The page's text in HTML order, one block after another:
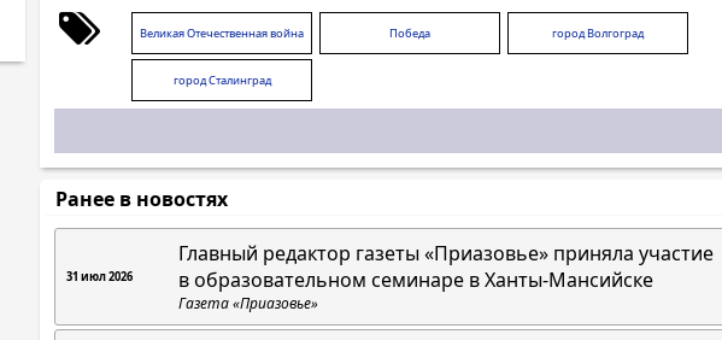
Великая Отечественная война Победа город Волгоград
город Сталинград
Ранее в новостях
31 июл 2026
Главный редактор газеты «Приазовье» приняла участие
в образовательном семинаре в Ханты-Мансийске
Газета «Приазовье»